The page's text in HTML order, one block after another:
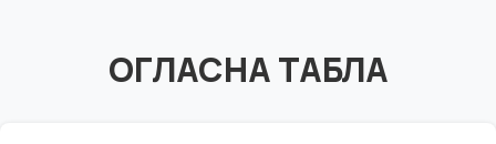
ОГЛАСНА ТАБЛА